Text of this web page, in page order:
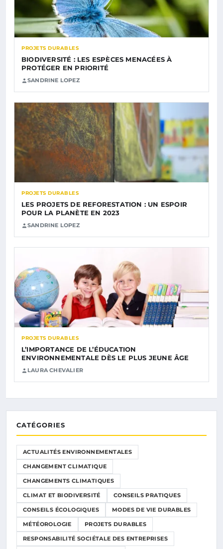
PROJETS DURABLES
BIODIVERSITÉ : LES ESPÈCES MENACÉES À
PROTÉGER EN PRIORITÉ
SANDRINE LOPEZ
PROJETS DURABLES
LES PROJETS DE REFORESTATION : UN ESPOIR
POUR LA PLANÈTE EN 2023
SANDRINE LOPEZ
PROJETS DURABLES
L’IMPORTANCE DE L’ÉDUCATION
ENVIRONNEMENTALE DÈS LE PLUS JEUNE ÂGE
LAURA CHEVALIER
CATÉGORIES
ACTUALITÉS ENVIRONNEMENTALES
CHANGEMENT CLIMATIQUE
CHANGEMENTS CLIMATIQUES
CLIMAT ET BIODIVERSITÉ CONSEILS PRATIQUES
CONSEILS ÉCOLOGIQUES MODES DE VIE DURABLES
MÉTÉOROLOGIE PROJETS DURABLES
RESPONSABILITÉ SOCIÉTALE DES ENTREPRISES